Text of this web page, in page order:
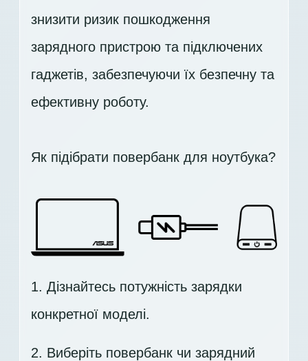
знизити ризик пошкодження
зарядного пристрою та підключених
гаджетів, забезпечуючи їх безпечну та
ефективну роботу.
Як підібрати повербанк для ноутбука?
1. Дізнайтесь потужність зарядки
конкретної моделі.
2. Виберіть повербанк чи зарядний